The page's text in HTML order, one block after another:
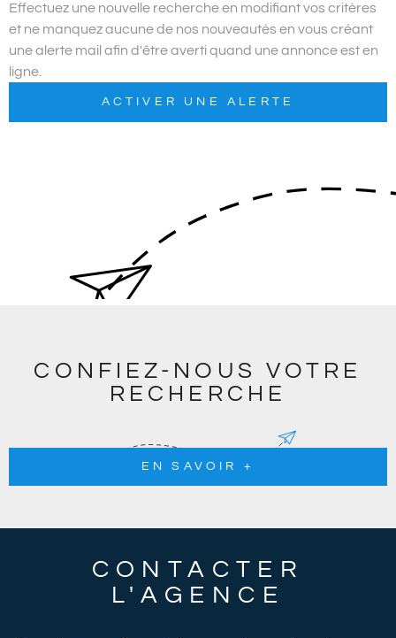
ALERTE
Effectuez une nouvelle recherche en modifiant vos critères
et ne manquez aucune de nos nouveautés en vous créant
une alerte mail afin d'être averti quand une annonce est en
ligne.
ACTIVER UNE ALERTE
CONFIEZ-NOUS VOTRE
RECHERCHE
EN SAVOIR +
CONTACTER
L'AGENCE
PIÈCES
RÉFÉRENCE
Parking
Terrasse
PLUS DE CRITÈRES
RECHERCHER